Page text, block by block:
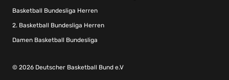
Basketball Bundesliga Herren
2. Basketball Bundesliga Herren
Damen Basketball Bundesliga
© 2026 Deutscher Basketball Bund e.V